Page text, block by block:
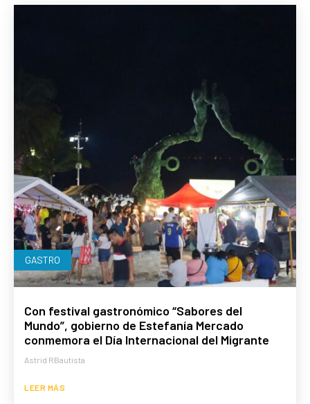
GASTRO
Con festival gastronómico “Sabores del
Mundo”, gobierno de Estefanía Mercado
conmemora el Día Internacional del Migrante
Astrid RBautista
LEER MÁS